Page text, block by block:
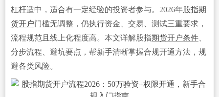
杠杆适中，适合有一定经验的投资者参与。2026年股指期
货开户门槛无调整，仍执行资金、交易、测试三重要求，
流程规范且线上化程度高。本文详解股指期货开户条件、
分步流程、避坑要点，帮新手清晰掌握合规开通方法，规
避各类风险。